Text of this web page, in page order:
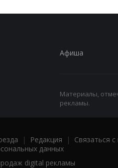
Афиша
Материалы,
рекламы.
| Редакция | Связаться
данных
digital рекламы